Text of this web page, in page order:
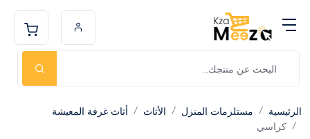
الرئيسية مستلزمات المنزل الأثاث
أثاث غرفة المعيشة
كراسي